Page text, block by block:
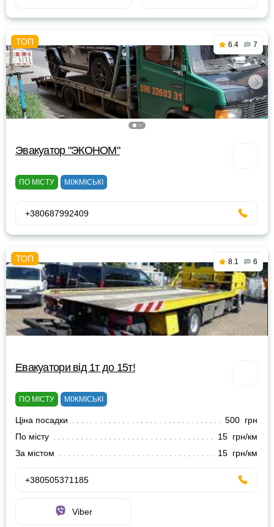
6.4 7
Эвакуатор "ЭКОНОМ"
ПО МІСТУ МІЖМІСЬКІ
+380687992409
8.1 6
Евакуатори від 1т до 15т!
ПО МІСТУ МІЖМІСЬКІ
Ціна посадки
500 грн
По місту
15 грн/км
За містом
15 грн/км
+380505371185
Viber